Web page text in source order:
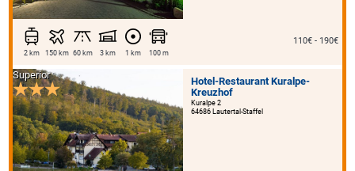
2 km 150 km 60 km 3 km 1 km 100 m
110€ - 190€
Hotel-Restaurant Kuralpe-
Kreuzhof
Kuralpe 2
64686 Lautertal-Staffel
Superior